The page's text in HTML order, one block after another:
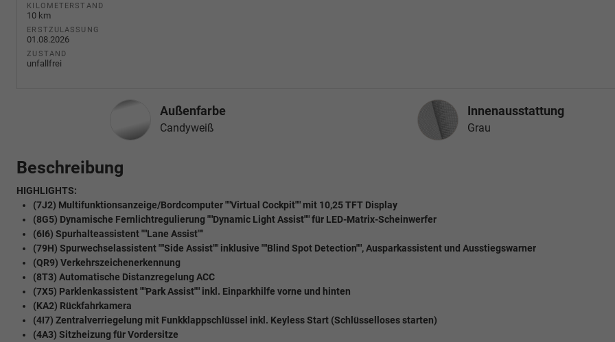
KILOMETERSTAND
10 km
ERSTZULASSUNG
01.08.2026
ZUSTAND
unfallfrei
Außenfarbe
Candyweiß
InnenausstattungInnenausstattung
Grau
Beschreibung
HIGHLIGHTS:
(7J2) Multifunktionsanzeige/Bordcomputer ""Virtual Cockpit"" mit 10,25 TFT Display
(8G5) Dynamische Fernlichtregulierung ""Dynamic Light Assist"" für LED-Matrix-Scheinwerfer
(6I6) Spurhalteassistent ""Lane Assist""
(79H) Spurwechselassistent ""Side Assist"" inklusive ""Blind Spot Detection"", Ausparkassistent und Ausstiegswarner
(QR9) Verkehrszeichenerkennung
(8T3) Automatische Distanzregelung ACC
(7X5) Parklenkassistent ""Park Assist"" inkl. Einparkhilfe vorne und hinten
(KA2) Rückfahrkamera
(4I7) Zentralverriegelung mit Funkklappschlüssel inkl. Keyless Start (Schlüsselloses starten)
(4A3) Sitzheizung für Vordersitze